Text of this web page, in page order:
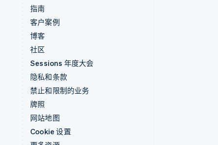
指南
客户案例
博客
社区
Sessions 年度大会
隐私和条款
禁止和限制的业务
牌照
网站地图
Cookie 设置